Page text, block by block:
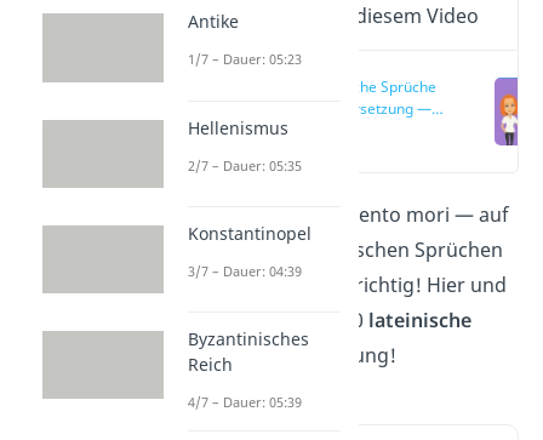
Wichtige Inhalte in diesem Video
Lateinische Sprüche
mit Übersetzung —
Carpe diem oder memento mori — auf
der Suche nach lateinischen Sprüchen
bist du bei uns genau richtig! Hier und
findest du 60 lateinische
Sprüchemit Übersetzung!
Antike
1/7 – Dauer: 05:23
Hellenismus
2/7 – Dauer: 05:35
Konstantinopel
3/7 – Dauer: 04:39
Byzantinisches
Reich
4/7 – Dauer: 05:39